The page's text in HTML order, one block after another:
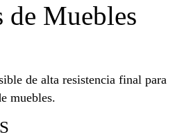
de Muebles
de alta resistencia final para
muebles.